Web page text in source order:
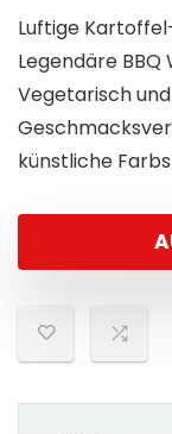
Luftige
Legendäre BBQ
Vegetarisch
künstliche